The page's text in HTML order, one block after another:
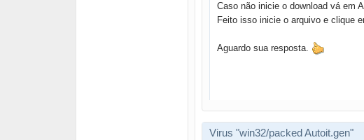
Caso não inicie o download vá em
Feito isso inicie o arquivo e clique
Aguardo sua resposta.
Virus "win32/packed Autoit.gen"